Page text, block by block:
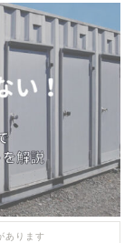
あります